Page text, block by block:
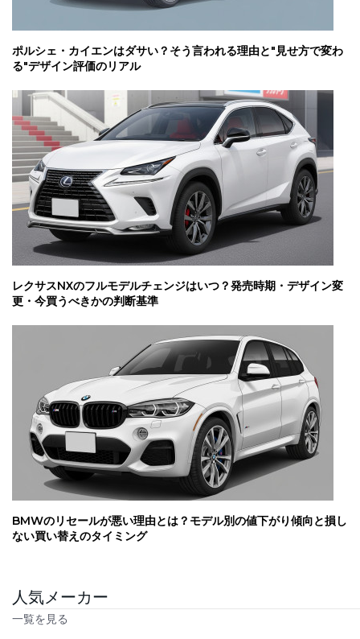
ポルシェ・カイエンはダサい？そう言われる理由と"見せ方で変わ
る"デザイン評価のリアル
レクサスNXのフルモデルチェンジはいつ？発売時期・デザイン変
更・今買うべきかの判断基準
BMWのリセールが悪い理由とは？モデル別の値下がり傾向と損し
ない買い替えのタイミング
人気メーカー
一覧を見る